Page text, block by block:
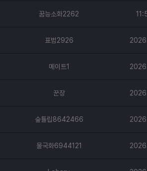
꿈능소화2262
표범2926
메이트1
꾼장
숲튤립8642466
물국화6944121